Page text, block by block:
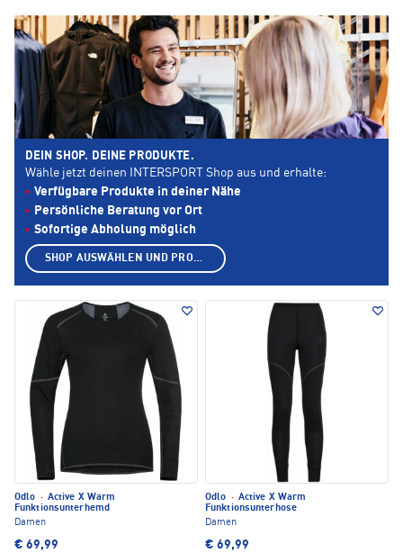
Odlo · Active X Warm
Funktionsunterhemd
Damen
€ 69,99
Odlo · Active X Warm
Funktionsunterhose
Damen
€ 69,99
DEIN SHOP. DEINE PRODUKTE.
Wähle jetzt deinen INTERSPORT Shop aus und erhalte:
Verfügbare Produkte in deiner Nähe
Persönliche Beratung vor Ort
Sofortige Abholung möglich
SHOP AUSWÄHLEN UND PRODUKTE ANZEIGEN